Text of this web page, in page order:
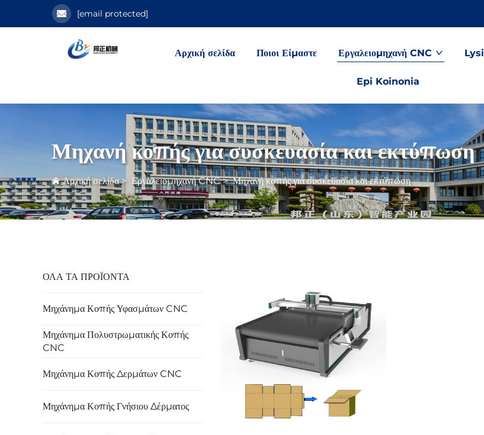
[email protected]
Αρχική σελίδα Ποιοι Είμαστε Εργαλειομηχανή CNC Lysi
Epi Koinonia
Μηχανή κοπής για συσκευασία και εκτύπωση
Αρχική σελίδα> Εργαλειομηχανή CNC>Μηχανή κοπής για συσκευασία και εκτύπωση
ΟΛΑ ΤΑ ΠΡΟΪΟΝΤΑ
Μηχάνημα Κοπής Υφασμάτων CNC
Μηχάνημα Πολυστρωματικής Κοπής
CNC
Μηχάνημα Κοπής Δερμάτων CNC
Μηχάνημα Κοπής Γνήσιου Δέρματος